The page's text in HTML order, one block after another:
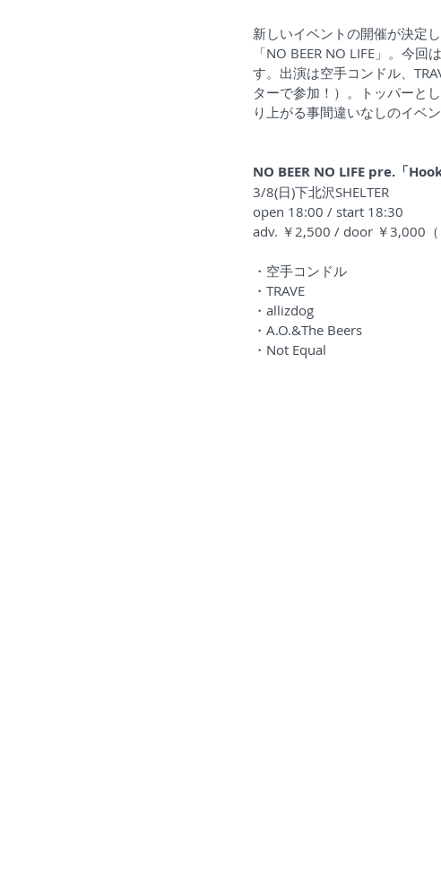
新しいイベントの開催が決定
「NO BEER NO LIFE」。今
す。出演は空手コンドル、
ターで参加！）。トッパーと
り上がる事間違いなしのイベ
NO BEER NO LIFE pre.「
3/8(日)下北沢SHELTER
open 18:00 / start 18:30
adv. ￥2,500 / door ￥3,000（
・空手コンドル
・TRAVE
・allizdog
・A.O.&The Beers
・Not Equal